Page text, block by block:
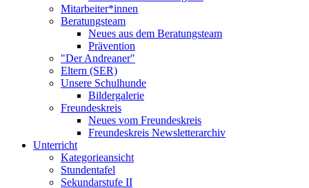
Mitarbeiter*innen
Beratungsteam
Neues aus dem Beratungsteam
Prävention
"Der Andreaner"
Eltern (SER)
Unsere Schulhunde
Bildergalerie
Freundeskreis
Neues vom Freundeskreis
Freundeskreis Newsletterarchiv
Unterricht
Kategorieansicht
Stundentafel
Sekundarstufe II